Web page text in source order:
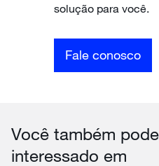
solução para você.
Fale conosco
Você também
interessado em